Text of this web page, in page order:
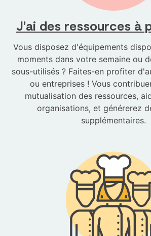
J'ai des ressources à
Vous disposez d'équipements
moments dans votre semaine ou
sous-utilisés ? Faites-en profiter
ou entreprises ! Vous
mutualisation des ressources,
organisations, et générerez
supplémentaires.